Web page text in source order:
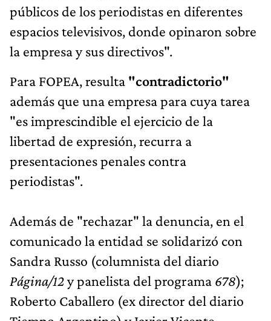
públicos de los periodistas en diferentes
espacios televisivos, donde opinaron sobre
la empresa y sus directivos".
Para FOPEA, resulta "contradictorio"
además que una empresa para cuya tarea
"es imprescindible el ejercicio de la
libertad de expresión, recurra a
presentaciones penales contra
periodistas".
Además de "rechazar" la denuncia, en el
comunicado la entidad se solidarizó con
Sandra Russo (columnista del diario
Página/12y panelista del programa 678);
Roberto Caballero (ex director del diario